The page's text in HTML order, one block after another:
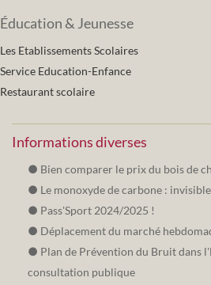
Éducation & Jeunesse
Les Etablissements Scolaires
Service Education-Enfance
Restaurant scolaire
Informations diverses
Bien comparer le prix du bois de
Le monoxyde de carbone :
Pass'Sport 2024/2025 !
Déplacement du marché
Plan de Prévention du Bruit dans
consultation publique